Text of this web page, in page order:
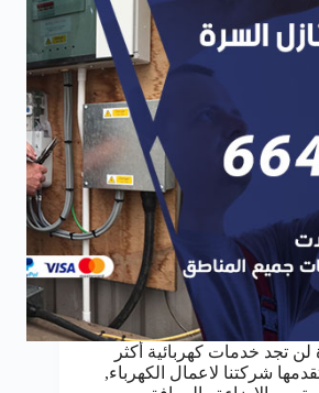
تجد خدمات كهربائية أكثر
شركتنا لاعمال الكهرباء,